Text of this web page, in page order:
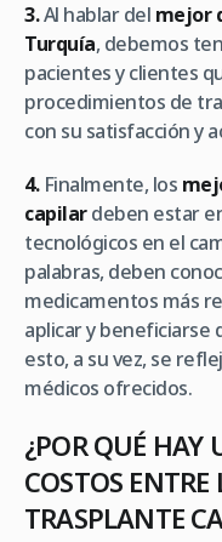
3.Al hablar del mejor
Turquía, debemos
pacientes y clientes
procedimientos de
con su satisfacción y
4.Finalmente, los
capilardeben estar
tecnológicos en el
palabras, deben
medicamentos más
aplicar y beneficiarse
esto, a su vez, se
médicos ofrecidos.
¿POR QUÉ HAY
COSTOS ENTRE
TRASPLANTE